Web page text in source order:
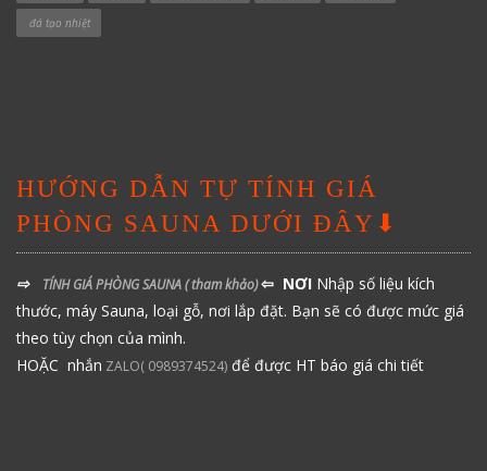
đá tạo nhiệt
HƯỚNG DẪN TỰ TÍNH GIÁ
PHÒNG SAUNA DƯỚI ĐÂY⬇
⇨ TÍNH GIÁ PHÒNG SAUNA( tham khảo)⇦ NƠI Nhập số liệu kích
thước, máy Sauna, loại gỗ, nơi lắp đặt. Bạn sẽ có được mức giá
theo tùy chọn của mình.
HOẶC nhắn ZALO( 0989374524) để được HT báo giá chi tiết